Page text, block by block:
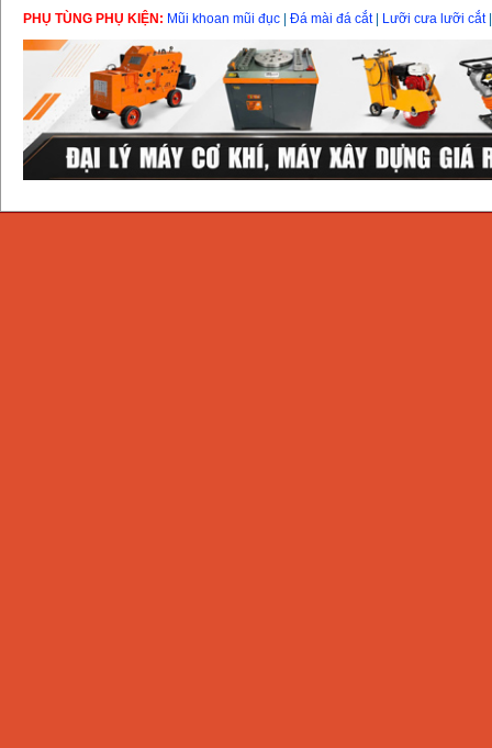
PHỤ TÙNG PHỤ KIỆN: Mũi khoan mũi đục Đá mài đá cắt| Lưỡi cưa lưỡi cắt